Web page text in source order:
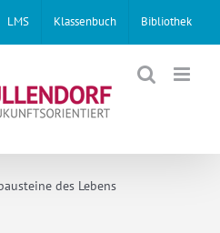
LMS Klassenbuch Bibliothek
des Lebens